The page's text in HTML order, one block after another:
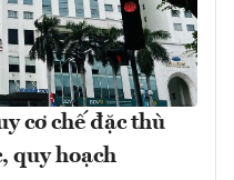
cơ chế đặc thù
quy hoạch